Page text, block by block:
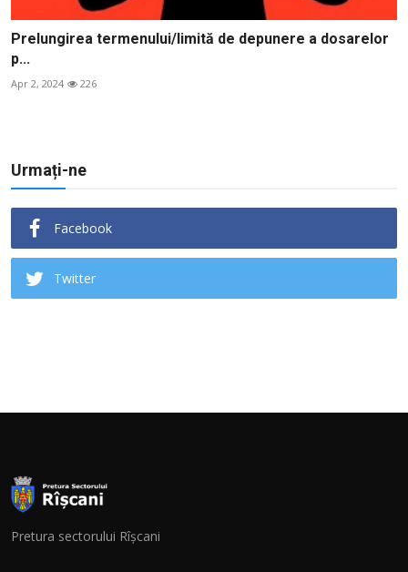
Prelungirea termenului/limită de depunere a dosarelor
p...
Apr 2, 2024 226
Urmați-ne
Facebook
Twitter
Pretura sectorului Rîșcani